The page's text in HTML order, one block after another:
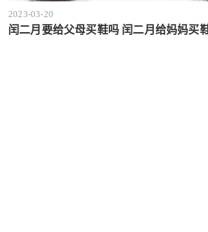
2023-03-20
闰二月要给父母买鞋吗 闰二月给妈妈买